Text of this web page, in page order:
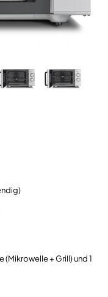
+ Grill) und 1